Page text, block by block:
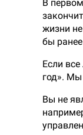
В
жизни
бы
Если
год». Мы
Вы не